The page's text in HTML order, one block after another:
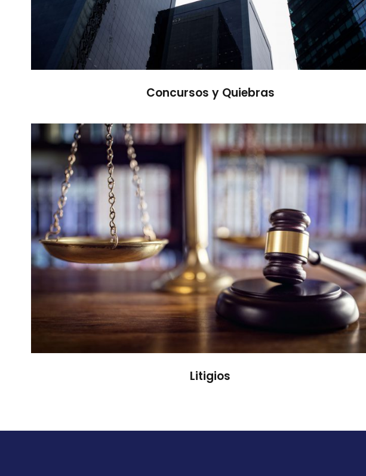
Concursos y Quiebras
Litigios
Litigios